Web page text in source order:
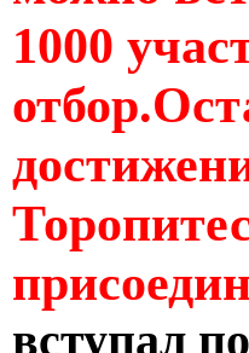
1000
вступал